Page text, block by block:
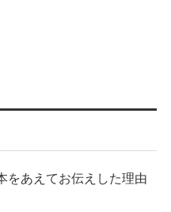
をあえてお伝えした理由